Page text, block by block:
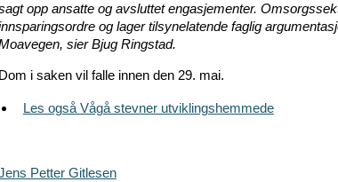
opp ansatte og avsluttet engasjementer.
og lager tilsynelatende faglig
sier Bjug Ringstad.
Dom i saken vil falle innen den 29. mai.
Les også Vågå stevner utviklingshemmede
Petter Gitlesen